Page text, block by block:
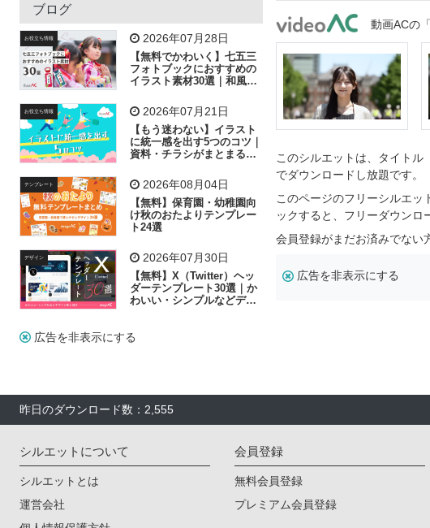
吹き出し
飛行機 グラフ ビル 魚 家族 書類
歩く 工場 会社 太陽 キラキラ
子供 作業員 相談 ピクトグラム
ブログ
お役立ち情報 2026年07月28日
【無料でかわいく】七五三
フォトブックにおすすめの
イラスト素材30選｜和風の
お役立ち情報 2026年07月21日
【もう迷わない】イラスト
に統一感を出す5つのコツ｜
資料・チラシがまとまるフ
テンプレート 2026年08月04日
【無料】保育園・幼稚園向
け秋のおたよりテンプレー
ト24選
デザイン 2026年07月30日
【無料】X（Twitter）ヘッ
ダーテンプレート30選｜か
わいい・シンプルなどデザ
広告を非表示にする
動画ACの
このシルエットは、タイトル
でダウンロードし放題です。
このページのフリーシルエッ
ックすると、フリーダウンロ
会員登録がまだお済みでない
広告を非表示にする
昨日のダウンロード数：2,555
シルエットについて
シルエットとは
運営会社
会員登録
無料会員登録
プレミアム会員登録